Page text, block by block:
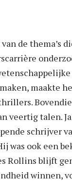
de thema’s
maakte
veertig talen.
schrijver
was ook een
Rollins blijft
winnen,